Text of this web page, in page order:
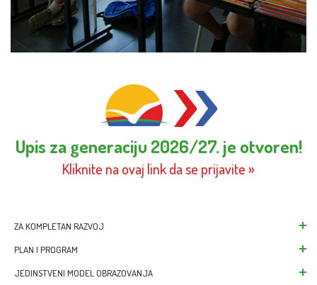
ZA KOMPLETAN RAZVOJ
Škola za
PLAN I PROGRAM
Nacionalni
JEDINSTVENI MODEL OBRAZOVANJA
Upis za generaciju 2026/27. je otvoren!
Kliknite na ovaj link da se prijavite »